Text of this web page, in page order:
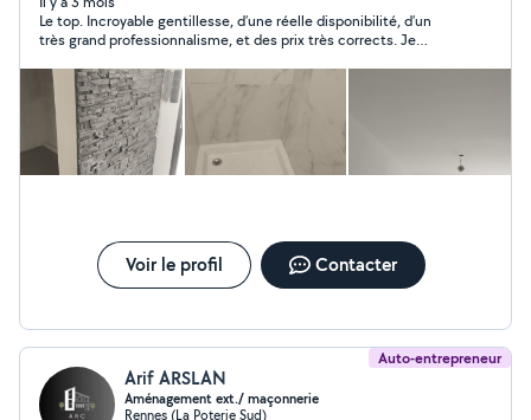
Le top. Incroyable gentillesse, d’une réelle disponibilité, d’un
très grand professionnalisme, et des prix très corrects. Je
tous les travaux.
Voir le profil Contacter
Auto-entrepreneur
Arif ARSLAN
Aménagement ext./ maçonnerie
Rennes (La Poterie Sud)